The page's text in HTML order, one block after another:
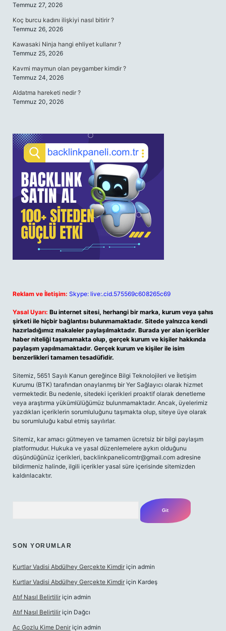
Temmuz 27, 2026
Koç burcu kadını ilişkiyi nasıl bitirir ?
Temmuz 26, 2026
Kawasaki Ninja hangi ehliyet kullanır ?
Temmuz 25, 2026
Kavmi maymun olan peygamber kimdir ?
Temmuz 24, 2026
Aldatma hareketi nedir ?
Temmuz 20, 2026
Reklam ve İletişim: Skype: live:.cid.575569c608265c69
Yasal Uyarı: Bu internet sitesi, herhangi bir marka, kurum veya şahıs
şirketi ile hiçbir bağlantısı bulunmamaktadır. Sitede yalnızca kendi
hazırladığımız makaleler paylaşılmaktadır. Burada yer alan içerikler
haber niteliği taşımamakta olup, gerçek kurum ve kişiler hakkında
paylaşım yapılmamaktadır. Gerçek kurum ve kişiler ile isim
benzerlikleri tamamen tesadüfidir.
Sitemiz, 5651 Sayılı Kanun gereğince Bilgi Teknolojileri ve İletişim
Kurumu (BTK) tarafından onaylanmış bir Yer Sağlayıcı olarak hizmet
vermektedir. Bu nedenle, sitedeki içerikleri proaktif olarak denetleme
veya araştırma yükümlülüğümüz bulunmamaktadır. Ancak, üyelerimiz
yazdıkları içeriklerin sorumluluğunu taşımakta olup, siteye üye olarak
bu sorumluluğu kabul etmiş sayılırlar.
Sitemiz, kar amacı gütmeyen ve tamamen ücretsiz bir bilgi paylaşım
platformudur. Hukuka ve yasal düzenlemelere aykırı olduğunu
düşündüğünüz içerikleri, backlinkpanelicomtr@gmail.com adresine
bildirmeniz halinde, ilgili içerikler yasal süre içerisinde sitemizden
kaldırılacaktır.
SON YORUMLAR
Kurtlar Vadisi Abdülhey Gerçekte Kimdir için admin
Kurtlar Vadisi Abdülhey Gerçekte Kimdir için Kardeş
Atıf Nasıl Belirtilir için admin
Atıf Nasıl Belirtilir için Dağcı
Ac Gozlu Kime Denir için admin